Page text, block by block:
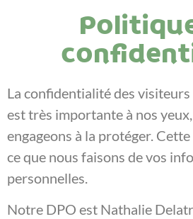
La confidentialité des
est très importante à nos
engageons à la protéger.
ce que nous faisons de vos
personnelles.
Notre DPO est Nathalie